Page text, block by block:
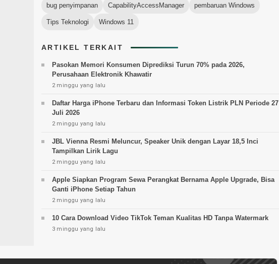
bug penyimpanan CapabilityAccessManager pembaruan Windows
Tips Teknologi Windows 11
ARTIKEL TERKAIT
Pasokan Memori Konsumen Diprediksi Turun 70% pada 2026,
Perusahaan Elektronik Khawatir
2 minggu yang lalu
Daftar Harga iPhone Terbaru dan Informasi Token Listrik PLN Periode 27
Juli 2026
2 minggu yang lalu
JBL Vienna Resmi Meluncur, Speaker Unik dengan Layar 18,5 Inci
Tampilkan Lirik Lagu
2 minggu yang lalu
Apple Siapkan Program Sewa Perangkat Bernama Apple Upgrade, Bisa
Ganti iPhone Setiap Tahun
2 minggu yang lalu
10 Cara Download Video TikTok Teman Kualitas HD Tanpa Watermark
3 minggu yang lalu